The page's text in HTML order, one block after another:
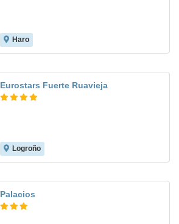
Haro
Eurostars Fuerte Ruavieja
Logroño
Palacios